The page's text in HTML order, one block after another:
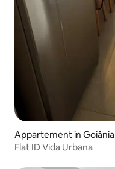
Appartement in Goiânia
Flat ID Vida Urbana